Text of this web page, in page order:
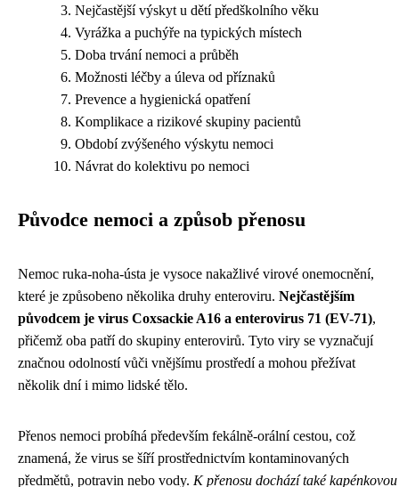
Nejčastější výskyt u dětí předškolního věku
Vyrážka a puchýře na typických místech
Doba trvání nemoci a průběh
Možnosti léčby a úleva od příznaků
Prevence a hygienická opatření
Komplikace a rizikové skupiny pacientů
Období zvýšeného výskytu nemoci
Návrat do kolektivu po nemoci
Původce nemoci a způsob přenosu
Nemoc ruka-noha-ústa je vysoce nakažlivé virové onemocnění,
které je způsobeno několika druhy enteroviru. Nejčastějším
původcem je virus Coxsackie A16 a enterovirus 71 (EV-71),
přičemž oba patří do skupiny enterovirů. Tyto viry se vyznačují
značnou odolností vůči vnějšímu prostředí a mohou přežívat
několik dní i mimo lidské tělo.
Přenos nemoci probíhá především fekálně-orální cestou, což
znamená, že virus se šíří prostřednictvím kontaminovaných
předmětů, potravin nebo vody. K přenosu dochází také kapénkovou